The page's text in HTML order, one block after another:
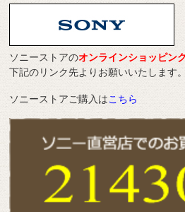
ソニーストアのオンラインショッピン
下記のリンク先よりお願いいたします
ソニーストアご購入はこちら